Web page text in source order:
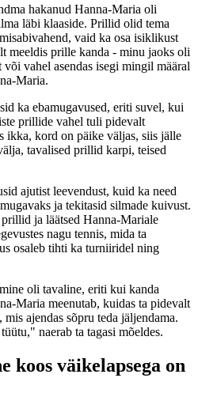
hakanud Hanna-Maria oli
läbi klaaside. Prillid olid tema
vaid ka osa isiklikust
meeldis prille kanda - minu jaoks oli
või vahel asendas isegi mingil määral
Maria.
ka ebamugavused, eriti suvel, kui
prillide vahel tuli pidevalt
ikka, kord on päike väljas, siis jälle
tavalised prillid karpi, teised
ajutist leevendust, kuid ka need
ja tekitasid silmade kuivust.
ja läätsed Hanna-Mariale
nagu tennis, mida ta
osaleb tihti ka turniiridel ning
oli tavaline, eriti kui kanda
Maria meenutab, kuidas ta pidevalt
ajendas sõpru teda jäljendama.
naerab ta tagasi mõeldes.
koos väikelapsega on